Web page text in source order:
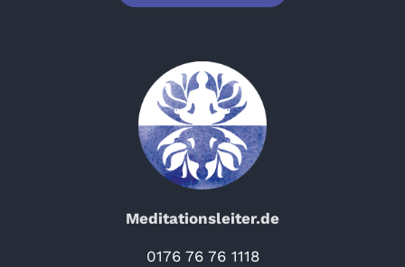
Meditationsleiter.de
0176 76 76 1118